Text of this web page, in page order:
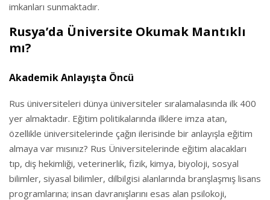
imkanları sunmaktadır.
Rusya’da Üniversite Okumak Mantıklı
mı?
Akademik Anlayışta Öncü
Rus üniversiteleri dünya üniversiteler sıralamalasında ilk 400
yer almaktadır. Eğitim politikalarında ilklere imza atan,
özellikle üniversitelerinde çağın ilerisinde bir anlayışla eğitim
almaya var mısınız? Rus Üniversitelerinde eğitim alacakları
tıp, diş hekimliği, veterinerlik, fizik, kimya, biyoloji, sosyal
bilimler, siyasal bilimler, dilbilgisi alanlarında branşlaşmış lisans
programlarına; insan davranışlarını esas alan psilokoji,